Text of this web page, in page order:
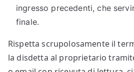
ingresso precedenti, che
finale.
Rispetta scrupolosamente il
la disdetta al proprietario